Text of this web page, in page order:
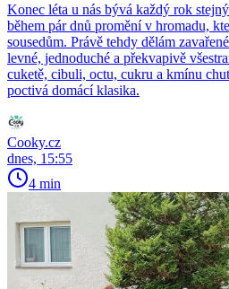
Konec léta u nás bývá každý rok
během pár dnů promění v hromadu,
sousedům. Právě tehdy dělám
levné, jednoduché a překvapivě
cuketě, cibuli, octu, cukru a kmínu
poctivá domácí klasika.
Cooky.cz
dnes, 15:55
4 min